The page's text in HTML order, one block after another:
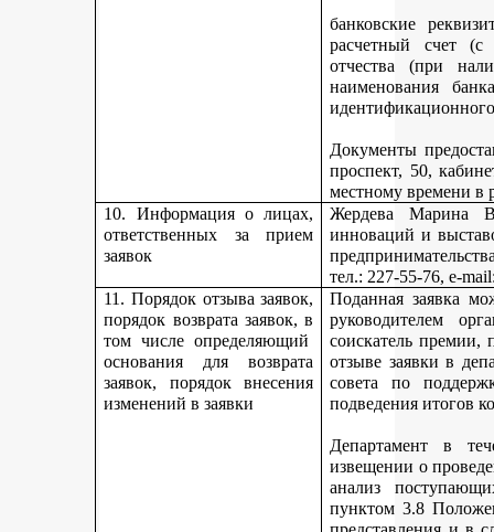
банковские
расчетный счет (с
отчества (при
наименования
Документы
проспект, 50,
местному времени в
10. Информация о лицах,
ответственных за прием
заявок
Жердева Марина
инноваций и
тел.: 227-55-76, e-
11. Порядок отзыва заявок,
порядок возврата заявок, в
том числе определяющий
основания для возврата
заявок, порядок внесения
изменений в заявки
Поданная заявка
руководителем
соискатель премии,
отзыве заявки в
совета по
подведения итогов
Департамент в
извещении о
анализ
пунктом 3.8